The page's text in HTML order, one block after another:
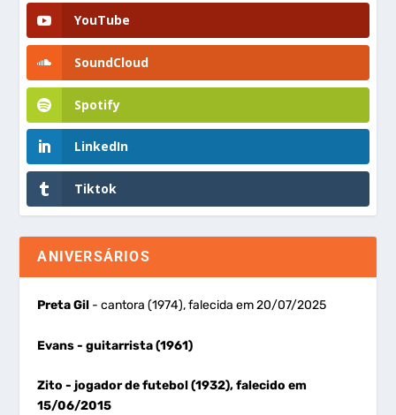
YouTube
SoundCloud
Spotify
LinkedIn
Tiktok
ANIVERSÁRIOS
Preta Gil - cantora (1974), falecida em 20/07/2025
Evans- guitarrista (1961)
Zito- jogador de futebol (1932), falecido em
15/06/2015